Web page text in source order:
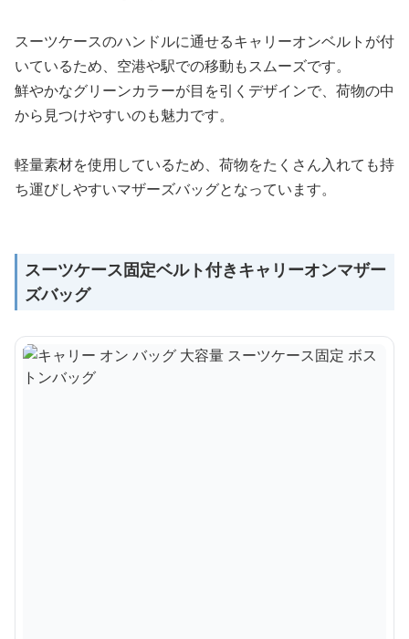
スーツケースのハンドルに通せるキャリーオンベルトが付
いているため、空港や駅での移動もスムーズです。
鮮やかなグリーンカラーが目を引くデザインで、荷物の中
から見つけやすいのも魅力です。
軽量素材を使用しているため、荷物をたくさん入れても持
ち運びしやすいマザーズバッグとなっています。
スーツケース固定ベルト付きキャリーオンマザー
ズバッグ